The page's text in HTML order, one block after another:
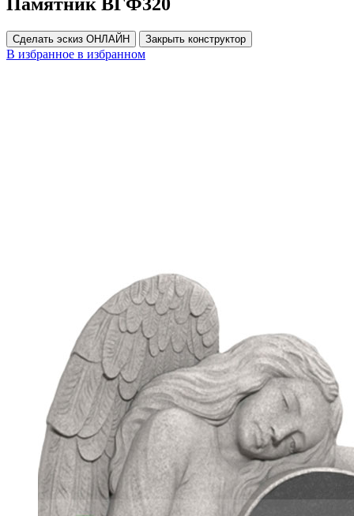
Памятник ВГФ320
Сделать эскиз ОНЛАЙН Закрыть конструктор
В избранное в избранном